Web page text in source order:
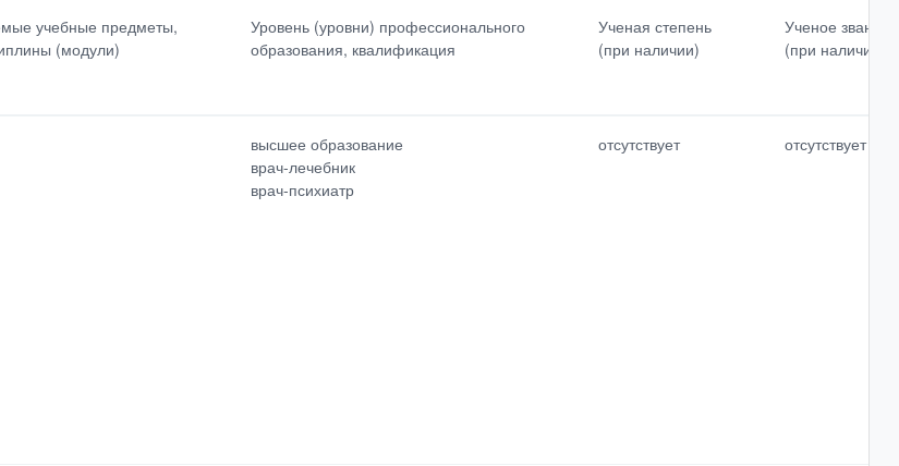
наличии)
(за<br>последние 3 года)
профессиональной сфере
ет<br>педагогический работник
учебные предметы,
(модули)
Уровень (уровни) профессионального
образования, квалификация
Ученая степень
(при наличии)
Ученое звание
(при наличии)
высшее образование
врач-лечебник
врач-психиатр
отсутствует отсутствует